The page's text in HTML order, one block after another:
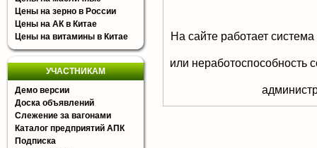
Цены на зерно в России
Цены на АК в Китае
Цены на витамины в Китае
УЧАСТНИКАМ
Демо версии
Доска объявлений
Слежение за вагонами
Каталог предприятий АПК
Подписка
На сайте работает
или неработоспособность